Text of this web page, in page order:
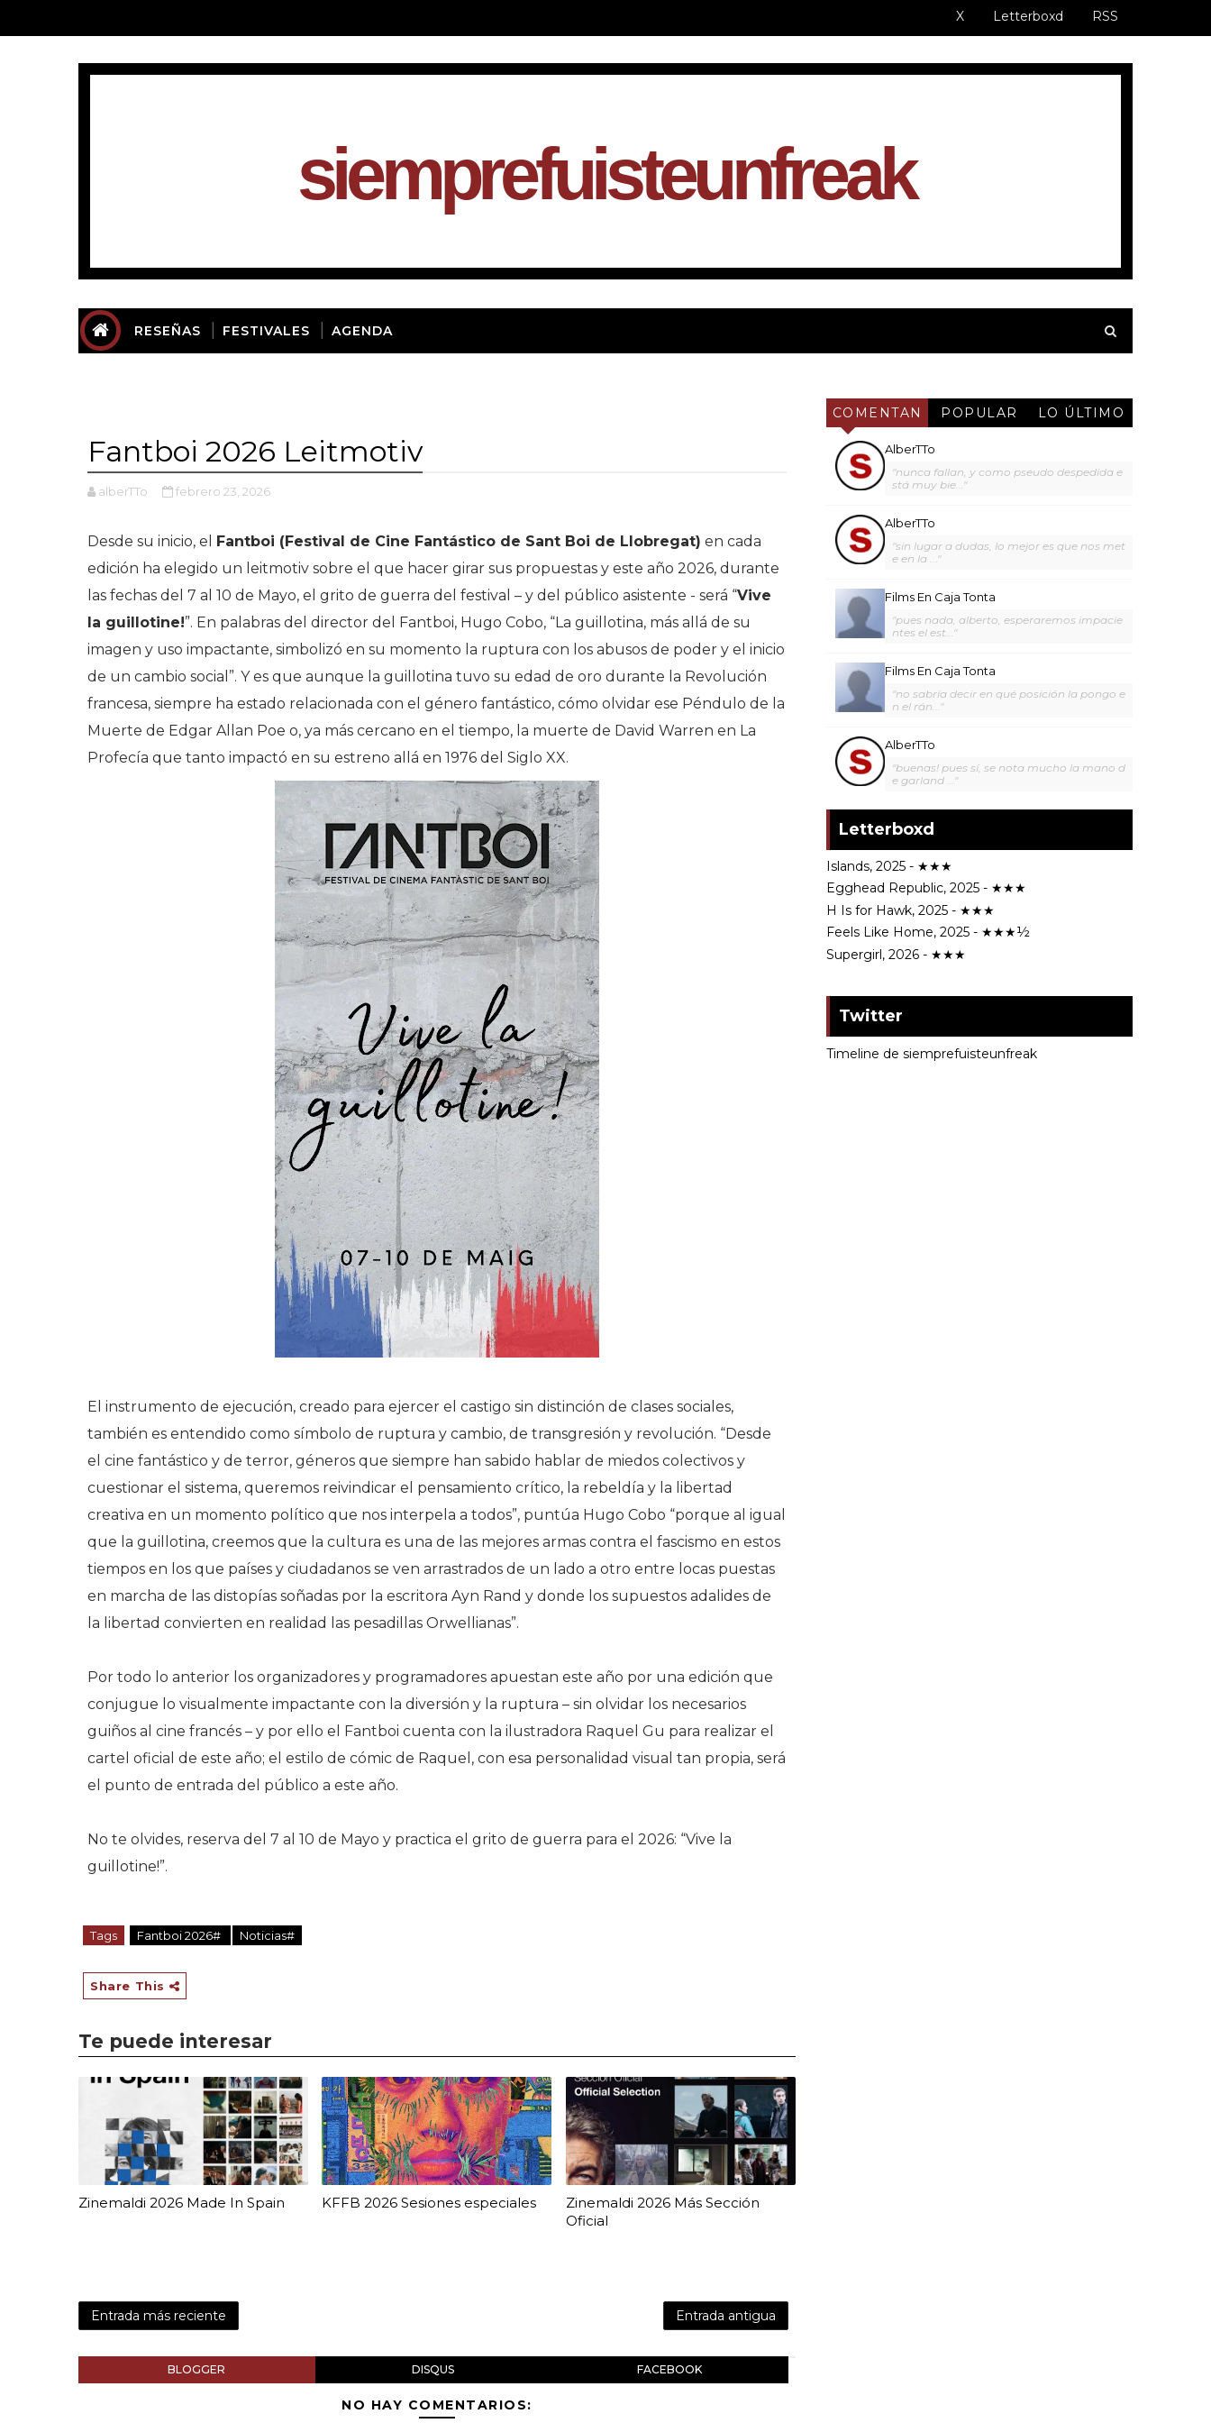
X Letterboxd RSS
siemprefuisteunfreak
RESEÑAS FESTIVALES AGENDA
Fantboi 2026 Leitmotiv
alberTTo febrero 23, 2026
Desde su inicio, el Fantboi (Festival de Cine Fantástico de Sant Boi de Llobregat) en cada
edición ha elegido un leitmotiv sobre el que hacer girar sus propuestas y este año 2026, durante
las fechas del 7 al 10 de Mayo, el grito de guerra del festival – y del público asistente - será “Vive
la guillotine!”. En palabras del director del Fantboi, Hugo Cobo, “La guillotina, más allá de su
imagen y uso impactante, simbolizó en su momento la ruptura con los abusos de poder y el inicio
de un cambio social”. Y es que aunque la guillotina tuvo su edad de oro durante la Revolución
francesa, siempre ha estado relacionada con el género fantástico, cómo olvidar ese Péndulo de la
Muerte de Edgar Allan Poe o, ya más cercano en el tiempo, la muerte de David Warren en La
Profecía que tanto impactó en su estreno allá en 1976 del Siglo XX.
El instrumento de ejecución, creado para ejercer el castigo sin distinción de clases sociales,
también es entendido como símbolo de ruptura y cambio, de transgresión y revolución. “Desde
el cine fantástico y de terror, géneros que siempre han sabido hablar de miedos colectivos y
cuestionar el sistema, queremos reivindicar el pensamiento crítico, la rebeldía y la libertad
creativa en un momento político que nos interpela a todos”, puntúa Hugo Cobo “porque al igual
que la guillotina, creemos que la cultura es una de las mejores armas contra el fascismo en estos
tiempos en los que países y ciudadanos se ven arrastrados de un lado a otro entre locas puestas
en marcha de las distopías soñadas por la escritora Ayn Rand y donde los supuestos adalides de
la libertad convierten en realidad las pesadillas Orwellianas”.
Por todo lo anterior los organizadores y programadores apuestan este año por una edición que
conjugue lo visualmente impactante con la diversión y la ruptura – sin olvidar los necesarios
guiños al cine francés – y por ello el Fantboi cuenta con la ilustradora Raquel Gu para realizar el
cartel oficial de este año; el estilo de cómic de Raquel, con esa personalidad visual tan propia, será
el punto de entrada del público a este año.
No te olvides, reserva del 7 al 10 de Mayo y practica el grito de guerra para el 2026: “Vive la
guillotine!”.
Tags Fantboi 2026# Noticias#
Share This
Te puede interesar
Zinemaldi 2026 Made In Spain KFFB 2026 Sesiones especiales
Zinemaldi 2026 Más Sección
Oficial
Entrada más reciente Entrada antigua
BLOGGER DISQUS FACEBOOK
NO HAY COMENTARIOS:
COMENTAN POPULAR LO ÚLTIMO
AlberTTo
"nunca fallan, y como pseudo despedida e
stá muy bie..."
AlberTTo
"sin lugar a dudas, lo mejor es que nos met
e en la ..."
Films En Caja Tonta
"pues nada, alberto, esperaremos impacie
ntes el est..."
Films En Caja Tonta
"no sabría decir en qué posición la pongo e
n el rán..."
AlberTTo
"buenas! pues sí, se nota mucho la mano d
e garland ..."
Letterboxd
Islands, 2025 - ★★★
Egghead Republic, 2025 - ★★★
H Is for Hawk, 2025 - ★★★
Feels Like Home, 2025 - ★★★½
Supergirl, 2026 - ★★★
Twitter
Timeline de siemprefuisteunfreak